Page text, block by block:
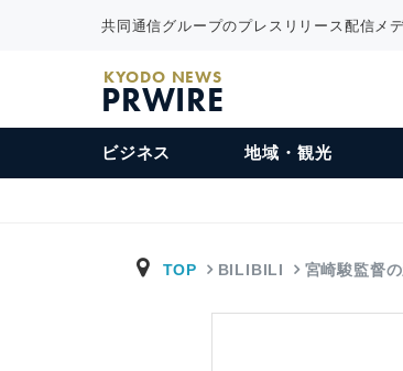
共同通信グループのプレスリリース配信メ
KYODO NEWS
PRWIRE
ビジネス 地域・観光
TOP BILIBILI 宮崎駿監督